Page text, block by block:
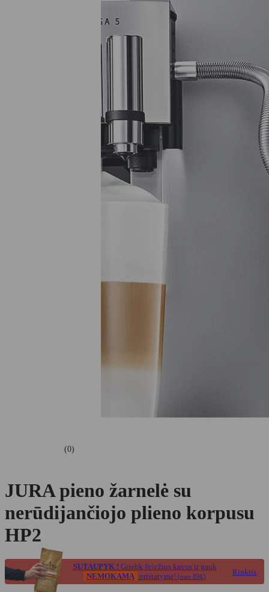
(0)
JURA pieno žarnelė su
nerūdijančiojo plieno korpusu
HP2
SUTAUPYK ! Griebk šviežios kavos ir gauk
NEMOKAMĄ pristatymą! (nuo 89€) Rinktis